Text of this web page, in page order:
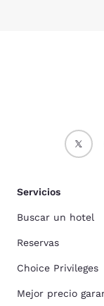
Servicios
Buscar un hotel
Reservas
Choice Privileges
Mejor precio